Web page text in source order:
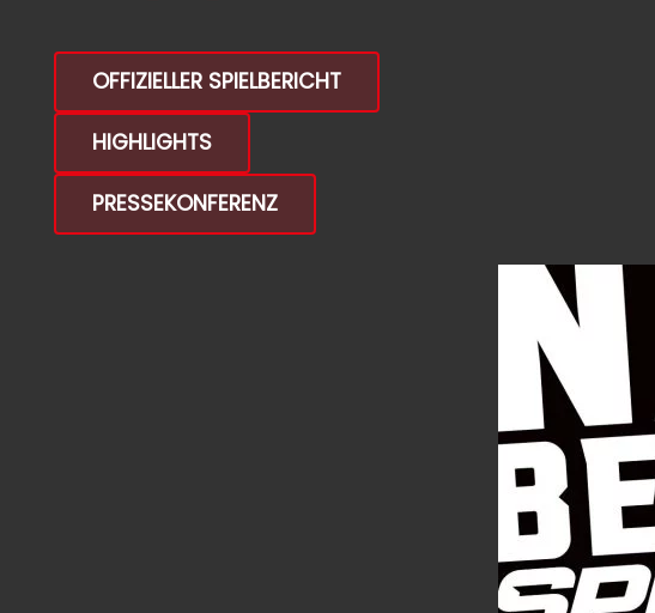
OFFIZIELLER SPIELBERICHT
HIGHLIGHTS
PRESSEKONFERENZ